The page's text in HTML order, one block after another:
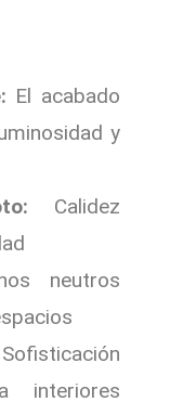
El acabado
y
Calidez
neutros
interiores